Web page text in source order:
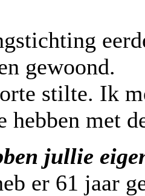
gewoond.
stilte. Ik
hebben met
jullie
er 61 jaar